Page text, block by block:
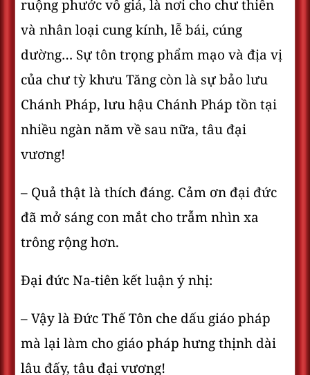
ruộng phước vô giá, là nơi cho chư thiên
và nhân loại cung kính, lễ bái, cúng
dường… Sự tôn trọng phẩm mạo và địa vị
của chư tỳ khưu Tăng còn là sự bảo lưu
Chánh Pháp, lưu hậu Chánh Pháp tồn tại
nhiều ngàn năm về sau nữa, tâu đại
vương!
– Quả thật là thích đáng. Cảm ơn đại đức
đã mở sáng con mắt cho trẫm nhìn xa
trông rộng hơn.
Đại đức Na-tiên kết luận ý nhị:
– Vậy là Đức Thế Tôn che dấu giáo pháp
mà lại làm cho giáo pháp hưng thịnh dài
lâu đấy, tâu đại vương!